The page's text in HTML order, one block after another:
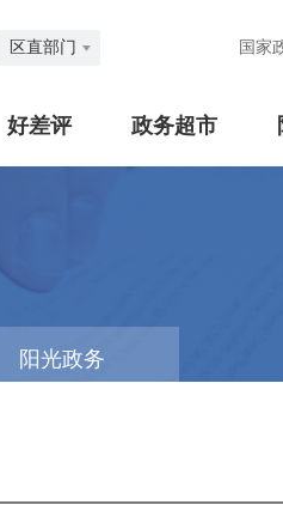
区直部门 国家
好差评 政务超市
阳光政务